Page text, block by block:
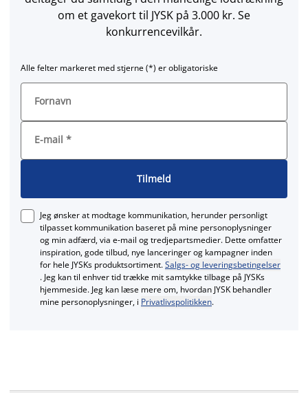
om et gavekort til JYSK på 3.000 kr. Se
konkurrencevilkår.
Alle felter markeret med stjerne (*) er obligatoriske
Fornavn
E-mail *
Tilmeld
Jeg ønsker at modtage kommunikation, herunder personligt
tilpasset kommunikation baseret på mine personoplysninger
og min adfærd, via e‑mail og tredjepartsmedier. Dette omfatter
inspiration, gode tilbud, nye lanceringer og kampagner inden
for hele JYSKs produktsortiment.Salgs- og leveringsbetingelser
. Jeg kan til enhver tid trække mit samtykke tilbage på JYSKs
hjemmeside. Jeg kan læse mere om, hvordan JYSK behandler
mine personoplysninger, i Privatlivspolitikken.